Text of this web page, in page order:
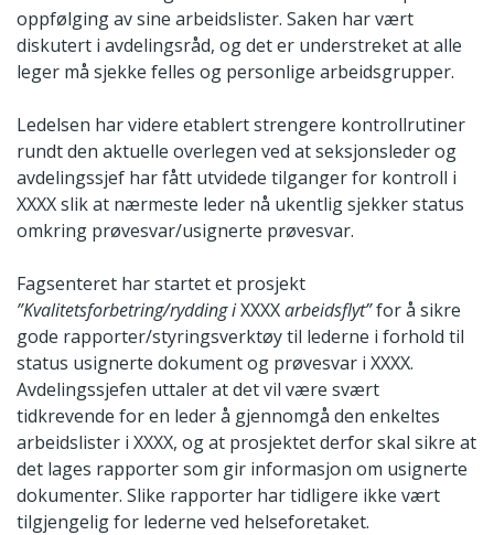
oppfølging av sine arbeidslister. Saken har vært
diskutert i avdelingsråd, og det er understreket at alle
leger må sjekke felles og personlige arbeidsgrupper.
Ledelsen har videre etablert strengere kontrollrutiner
rundt den aktuelle overlegen ved at seksjonsleder og
avdelingssjef har fått utvidede tilganger for kontroll i
XXXX slik at nærmeste leder nå ukentlig sjekker status
omkring prøvesvar/usignerte prøvesvar.
Fagsenteret har startet et prosjekt
”Kvalitetsforbetring/rydding iXXXXarbeidsflyt”for å sikre
gode rapporter/styringsverktøy til lederne i forhold til
status usignerte dokument og prøvesvar i XXXX.
Avdelingssjefen uttaler at det vil være svært
tidkrevende for en leder å gjennomgå den enkeltes
arbeidslister i XXXX, og at prosjektet derfor skal sikre at
det lages rapporter som gir informasjon om usignerte
dokumenter. Slike rapporter har tidligere ikke vært
tilgjengelig for lederne ved helseforetaket.